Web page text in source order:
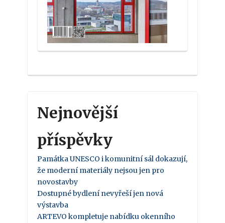
Nejnovější
příspěvky
Památka UNESCO i komunitní sál dokazují,
že moderní materiály nejsou jen pro
novostavby
Dostupné bydlení nevyřeší jen nová
výstavba
ARTEVO kompletuje nabídku okenního